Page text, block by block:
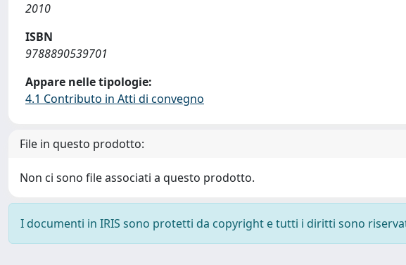
2010
ISBN
9788890539701
Appare nelle tipologie:
4.1 Contributo in Atti di convegno
File in questo prodotto:
Non ci sono file associati a questo prodotto.
I documenti in IRIS sono protetti da copyright e tutti i diritti sono